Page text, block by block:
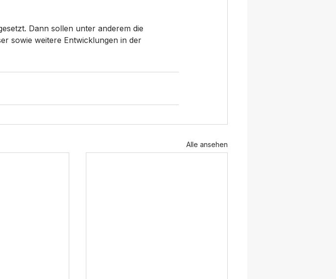
Dann sollen unter anderem die
sowie weitere Entwicklungen in der
Alle ansehen